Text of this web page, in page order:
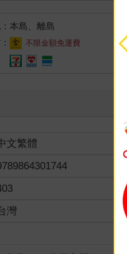
本島、離島
不限金額免運費
文繁體
灣